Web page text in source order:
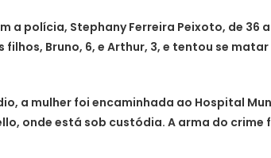
a polícia, Stephany Ferreira Peixoto, de 36
filhos, Bruno, 6, e Arthur, 3, e tentou se matar
a mulher foi encaminhada ao Hospital
onde está sob custódia. A arma do crime